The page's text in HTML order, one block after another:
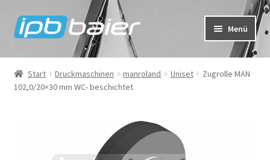
Zur
Navigation
Zum
Inhalt
Menü
Mein Konto
Warenkorb
IPB Baier Onlineshop
Start Druckmaschinen manroland Uniset
Zugrolle MAN
102,0/20×30 mm WC- beschichtet